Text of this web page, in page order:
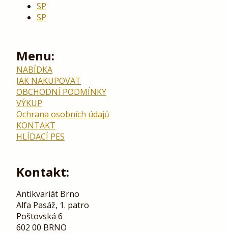
SP
SP
Menu:
NABÍDKA
JAK NAKUPOVAT
OBCHODNÍ PODMÍNKY
VÝKUP
Ochrana osobních údajů
KONTAKT
HLÍDACÍ PES
Kontakt:
Antikvariát Brno
Alfa Pasáž, 1. patro
Poštovská 6
602 00 BRNO